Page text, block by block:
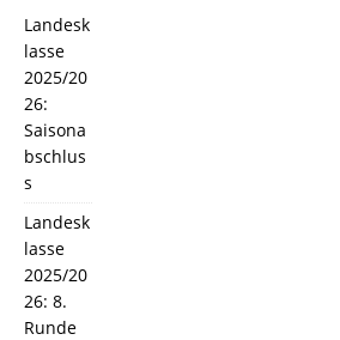
Landesk
lasse
2025/20
26:
Saisona
bschlus
s
Landesk
lasse
2025/20
26: 8.
Runde